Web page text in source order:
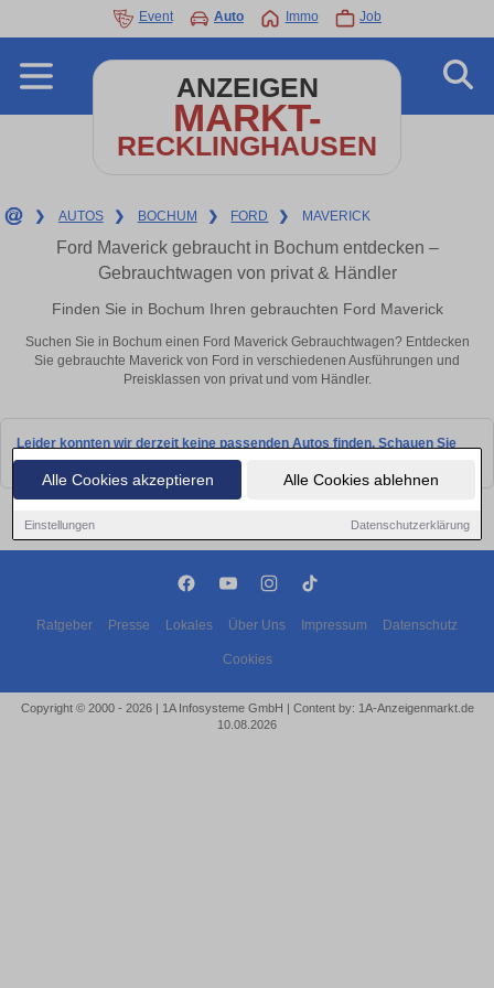
Alle Cookies akzeptieren Alle Cookies ablehnen
Einstellungen Datenschutzerklärung
Event Auto Immo Job
ANZEIGEN
MARKT-
RECKLINGHAUSEN
❯ AUTOS ❯ BOCHUM ❯ FORD ❯ MAVERICK
Ford Maverick gebraucht in Bochum entdecken –
Gebrauchtwagen von privat & Händler
Finden Sie in Bochum Ihren gebrauchten Ford Maverick
Suchen Sie in Bochum einen Ford Maverick Gebrauchtwagen? Entdecken
Sie gebrauchte Maverick von Ford in verschiedenen Ausführungen und
Preisklassen von privat und vom Händler.
Leider konnten wir derzeit keine passenden Autos finden. Schauen Sie
bald wieder vorbei!
Ratgeber Presse Lokales Über Uns Impressum Datenschutz
Cookies
Copyright © 2000 - 2026 | 1A Infosysteme GmbH | Content by: 1A-Anzeigenmarkt.de
10.08.2026